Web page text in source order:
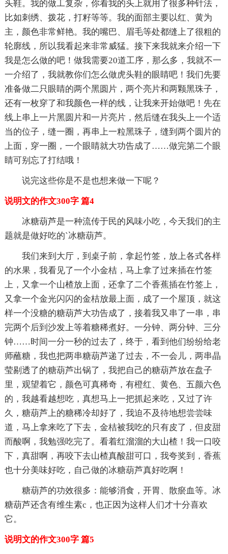
头鞋。我的做工复杂，你看我的头上就用了很多种针法，
比如刺绣、拨花，打籽等等。我的面部主要以红、黄为
主，颜色非常鲜艳。我的嘴巴、眉毛等处都缝上了很粗的
轮廓线，所以我看起来非常威猛。接下来我就来介绍一下
我是怎么做的吧！做我需要20道工序，那么多，我就不一
一介绍了，我就教你们怎么做虎头鞋的眼睛吧！我们先要
准备做二只眼睛的两个黑圆片，两个亮片和两颗黑珠子，
还有一枚穿了和我颜色一样的线，让我来开始做吧！先在
线上串上一片黑圆片和一片亮片，然后缝在我头上一个适
当的位子，缝一圈，再串上一粒黑珠子，缝到两个圆片的
上面，穿一圈，一个眼睛就大功告成了……做完第二个眼
睛可别忘了打结哦！
说完这些你是不是也想来做一下呢？
说明文的作文300字 篇4
冰糖葫芦是一种流传于民的风味小吃，今天我们的主
题就是做好吃的`冰糖葫芦。
我们来到大厅，到桌子前，拿起竹签，放上各式各样
的水果，我看见了一个小金桔，马上拿了过来插在竹签
上，又拿一个山楂放上面，还拿了二个香蕉插在竹签上，
又拿一个金光闪闪的金桔放最上面，成了一个屋顶，就这
样一个没糖的糖葫芦大功告成了，接着我又串了一串，串
完两个后到沙发上等着糖稀煮好。一分钟、两分钟、三分
钟……时间一分一秒的过去了，终于，看到他们纷纷给老
师蘸糖，我也把两串糖葫芦递了过去，不一会儿，两串晶
莹剔透了的糖葫芦出锅了，我把自己的糖葫芦放在盘子
里，观望着它，颜色可真稀奇，有橙红、黄色、五颜六色
的，我越看越想吃，真想马上一把抓起来吃，又过了许
久，糖葫芦上的糖稀冷却好了，我迫不及待地想尝尝味
道，马上拿来吃了下去，金桔被我吃的只有皮了，但皮甜
而酸啊，我勉强吃完了。看着红溜溜的大山楂！我一口咬
下，真甜啊，再咬下去山楂真酸甜可口，我夸奖到，香蕉
也十分美味好吃，自己做的冰糖葫芦真好吃啊！
糖葫芦的功效很多：能够消食，开胃、散瘀血等。冰
糖葫芦还含有维生素c，也正因为这样人们才十分喜欢
它。
说明文的作文300字 篇5